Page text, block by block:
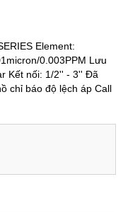
Element:
0.003PPM Lưu
Kết nối: 1/2'' - 3'' Đã
chỉ báo độ lệch áp Call